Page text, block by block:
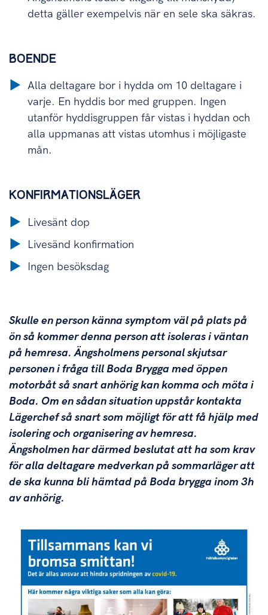
detta gäller exempelvis när en sele ska säkras.
BOENDE
Alla deltagare bor i hydda om 10 deltagare i
varje. En hyddis bor med gruppen. Ingen
utanför hyddisgruppen får vistas i hyddan och
alla uppmanas att vistas utomhus i möjligaste
mån.
KONFIRMATIONSLÄGER
Livesänt dop
Livesänd konfirmation
Ingen besöksdag
Skulle en person känna symptom väl på plats på
ön så kommer denna person att isoleras i väntan
på hemresa. Ängsholmens personal skjutsar
personen i fråga till Boda Brygga med öppen
motorbåt så snart anhörig kan komma och möta i
Boda. Om en sådan situation uppstår kontakta
Lägerchef så snart som möjligt för att få hjälp med
isolering och organisering av hemresa.
Ängsholmen har därmed beslutat att ha som krav
för alla deltagare medverkan på sommarläger att
de ska kunna bli hämtad på Boda brygga inom 3h
av anhörig.